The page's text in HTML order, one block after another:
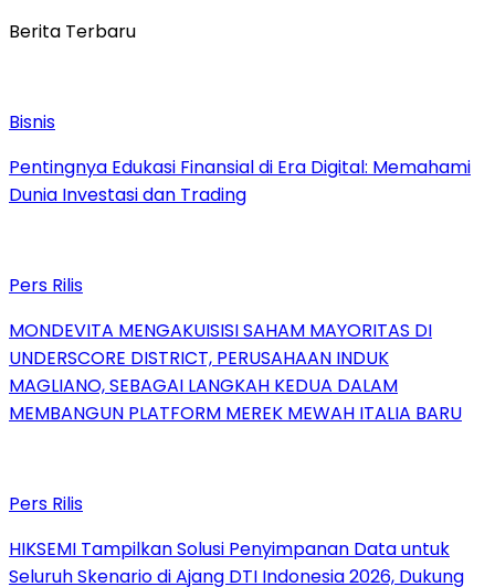
Berita Terbaru
Bisnis
Pentingnya Edukasi Finansial di Era Digital: Memahami
Dunia Investasi dan Trading
Pers Rilis
MONDEVITA MENGAKUISISI SAHAM MAYORITAS DI
UNDERSCORE DISTRICT, PERUSAHAAN INDUK
MAGLIANO, SEBAGAI LANGKAH KEDUA DALAM
MEMBANGUN PLATFORM MEREK MEWAH ITALIA BARU
Pers Rilis
HIKSEMI Tampilkan Solusi Penyimpanan Data untuk
Seluruh Skenario di Ajang DTI Indonesia 2026, Dukung